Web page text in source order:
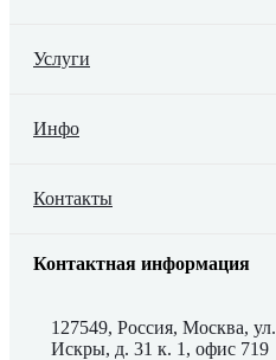
Услуги
Инфо
Контакты
Контактная информация
127549, Россия, Москва, ул.
Искры, д. 31 к. 1, офис 719